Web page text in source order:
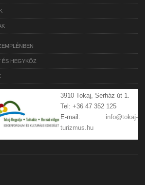
ÉS HEGYKÖZ
3910 Tokaj, Serház út 1.
Tel: +36 47 352 125
E-mail: info@tokaj-
turizmus.hu